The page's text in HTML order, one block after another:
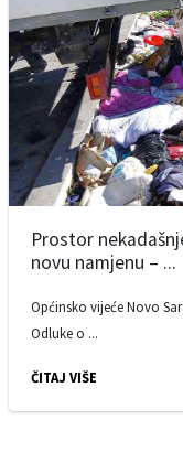
Prostor
novu namjenu – ...
Općinsko vijeće Novo
Odluke o ...
ČITAJ VIŠE